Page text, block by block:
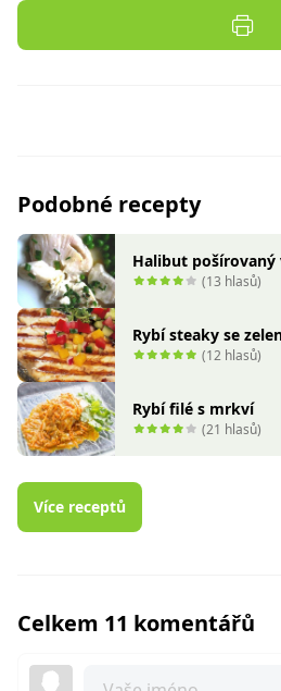
Podobné recepty
Halibut pošírovaný
(13 hlasů)
Rybí steaky se
(12 hlasů)
Rybí filé s mrkví
(21 hlasů)
Více receptů
Celkem 11 komentářů